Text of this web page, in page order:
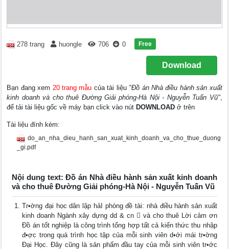
278 trang huongle 706 0 Free
Download
Bạn đang xem 20 trang mẫu của tài liệu "Đồ án Nhà điều hành sản xuất
kinh doanh và cho thuê Đường Giải phóng-Hà Nội - Nguyễn Tuấn Vũ",
để tải tài liệu gốc về máy bạn click vào nút DOWNLOAD ở trên
Tài liệu đính kèm:
do_an_nha_dieu_hanh_san_xuat_kinh_doanh_va_cho_thue_duong
_gi.pdf
Nội dung text: Đồ án Nhà điều hành sản xuất kinh doanh
và cho thuê Đường Giải phóng-Hà Nội - Nguyễn Tuấn Vũ
Tr•ờng đại học dân lập hảI phòng đề tài: nhà điều hành sản xuất
kinh doanh Ngành xây dựng dd & cn  và cho thuê Lời cảm ơn
Đồ án tốt nghiệp là công trình tổng hợp tất cả kiến thức thu nhập
đ•ợc trong quá trình học tập của mỗi sinh viên d•ới mái tr•ờng
Đại Học. Đây cũng là sản phẩm đầu tay của mỗi sinh viên tr•ớc